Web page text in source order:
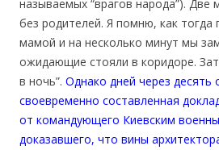
называемых “врагов народа”). Две
без родителей. Я помню, как тогда
мамой и на несколько минут мы
ожидающие стояли в коридоре.
в ночь”. Однако дней через
своевременно составленная
от командующего Киевским
доказавшего, что вины